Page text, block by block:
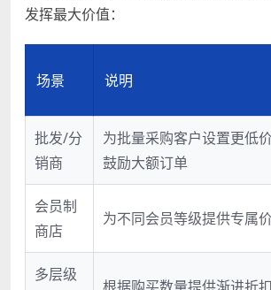
发挥最大价值：
场景 说明
批发/分
销商
为批量采购客户设置更低价
鼓励大额订单
会员制
商店
为不同会员等级提供专属
多层级